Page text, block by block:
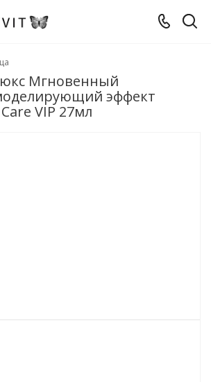
Мгновенный
эффект
VIP 27мл